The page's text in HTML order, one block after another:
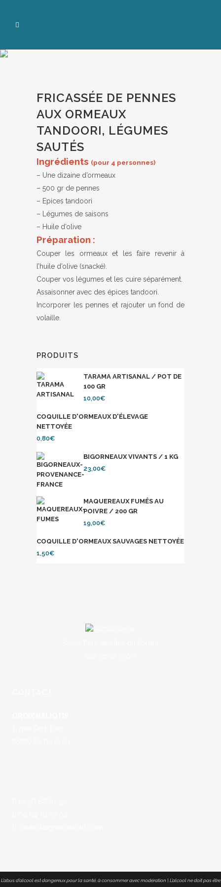
FRICASSÉE DE PENNES
AUX ORMEAUX
TANDOORI, LÉGUMES
SAUTÉS
Ingrédients (pour 4 personnes)
– Une dizaine d’ormeaux
– 500 gr de pennes
– Epices tandoori
– Légumes de saisons
– Huile d’olive
Préparation :
Couper les ormeaux et les faire revenir à
l’huile d’olive (snacké).
Couper vos légumes et les cuire séparément.
Assaisonner avec des épices tandoori.
Incorporer les pennes et rajouter un fond de
volaille.
PRODUITS
TARAMA ARTISANAL / POT DE
100 GR
10,00€
COQUILLE D'ORMEAUX D'ÉLEVAGE
NETTOYÉE
0,80€
BIGORNEAUX VIVANTS / 1 KG
23,00€
MAQUEREAUX FUMÉS AU
POIVRE / 200 GR
19,00€
COQUILLE D'ORMEAUX SAUVAGES NETTOYÉE
1,50€
L’abus d’alcool est dangereux pour la santé, à consommer avec modération | L’alcool ne doit pas être